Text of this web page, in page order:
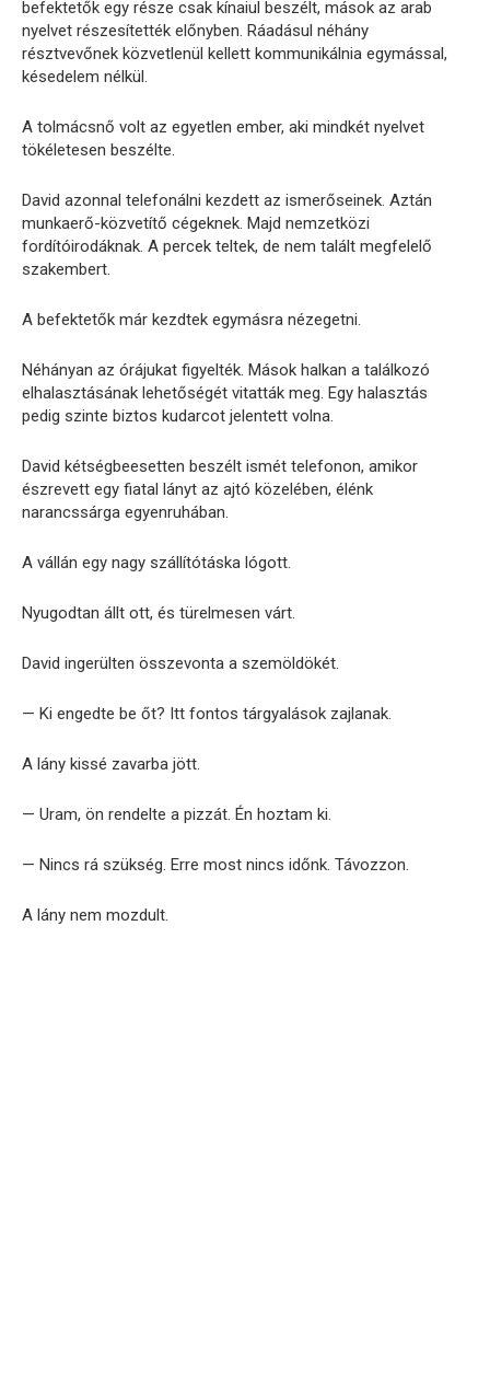
befektetők egy része csak kínaiul beszélt, mások az arab
nyelvet részesítették előnyben. Ráadásul néhány
résztvevőnek közvetlenül kellett kommunikálnia egymással,
késedelem nélkül.
A tolmácsnő volt az egyetlen ember, aki mindkét nyelvet
tökéletesen beszélte.
David azonnal telefonálni kezdett az ismerőseinek. Aztán
munkaerő-közvetítő cégeknek. Majd nemzetközi
fordítóirodáknak. A percek teltek, de nem talált megfelelő
szakembert.
A befektetők már kezdtek egymásra nézegetni.
Néhányan az órájukat figyelték. Mások halkan a találkozó
elhalasztásának lehetőségét vitatták meg. Egy halasztás
pedig szinte biztos kudarcot jelentett volna.
David kétségbeesetten beszélt ismét telefonon, amikor
észrevett egy fiatal lányt az ajtó közelében, élénk
narancssárga egyenruhában.
A vállán egy nagy szállítótáska lógott.
Nyugodtan állt ott, és türelmesen várt.
David ingerülten összevonta a szemöldökét.
— Ki engedte be őt? Itt fontos tárgyalások zajlanak.
A lány kissé zavarba jött.
— Uram, ön rendelte a pizzát. Én hoztam ki.
— Nincs rá szükség. Erre most nincs időnk. Távozzon.
A lány nem mozdult.